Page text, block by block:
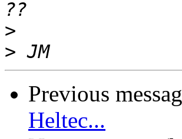
>
>
Previous
Heltec...